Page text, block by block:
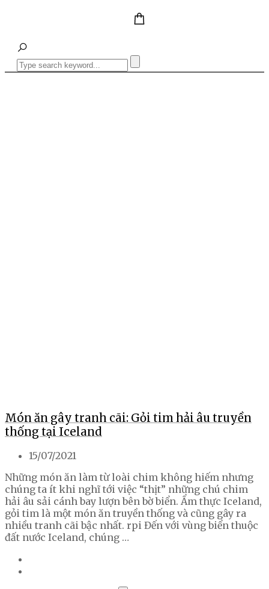
Món ăn gây tranh cãi: Gỏi tim hải âu truyền
thống tại Iceland
15/07/2021
Những món ăn làm từ loài chim không hiếm nhưng
chúng ta ít khi nghĩ tới việc “thịt” những chú chim
hải âu sải cánh bay lượn bên bờ biển. Ẩm thực Iceland,
gỏi tim là một món ăn truyền thống và cũng gây ra
nhiều tranh cãi bậc nhất. rpi Đến với vùng biển thuộc
đất nước Iceland, chúng …